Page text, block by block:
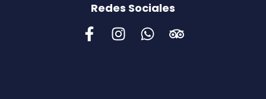
Redes Sociales